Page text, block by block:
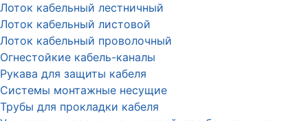
Лоток кабельный лестничный
Лоток кабельный листовой
Лоток кабельный проволочный
Огнестойкие кабель-каналы
Рукава для защиты кабеля
Системы монтажные несущие
Трубы для прокладки кабеля